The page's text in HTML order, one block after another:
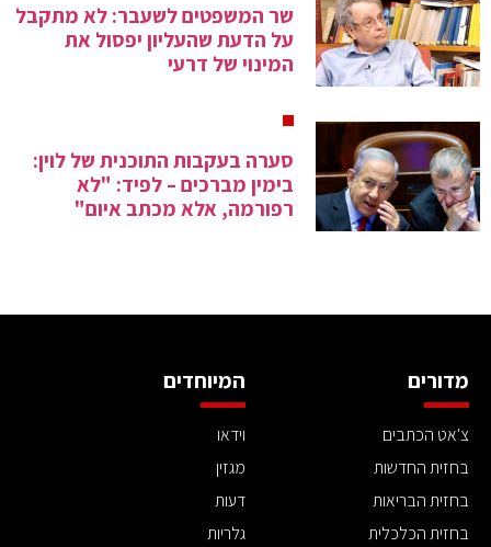
שר המשפטים לשעבר: לא מתקבל
על הדעת שהעליון יפסול את
המינוי של דרעי
סערה בעקבות התוכנית של לוין:
בימין מברכים – לפיד: "לא
רפורמה, אלא מכתב איום"
מדורים
צ'אט הכתבים
בחזית החדשות
בחזית הבריאות
בחזית הכלכלית
המיוחדים
וידאו
מגזין
דעות
גלריות